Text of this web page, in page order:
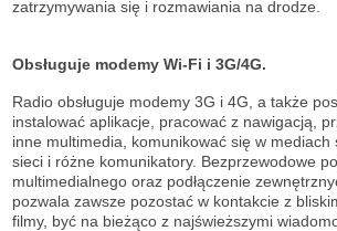
zatrzymywania się i rozmawiania na drodze.
Obsługuje modemy Wi-Fi i 3G/4G.
Radio obsługuje modemy 3G i 4G, a także
instalować aplikacje, pracować z nawigacją,
inne multimedia, komunikować się w mediach
sieci i różne komunikatory. Bezprzewodowe
multimedialnego oraz podłączenie
pozwala zawsze pozostać w kontakcie z
filmy, być na bieżąco z najświeższymi